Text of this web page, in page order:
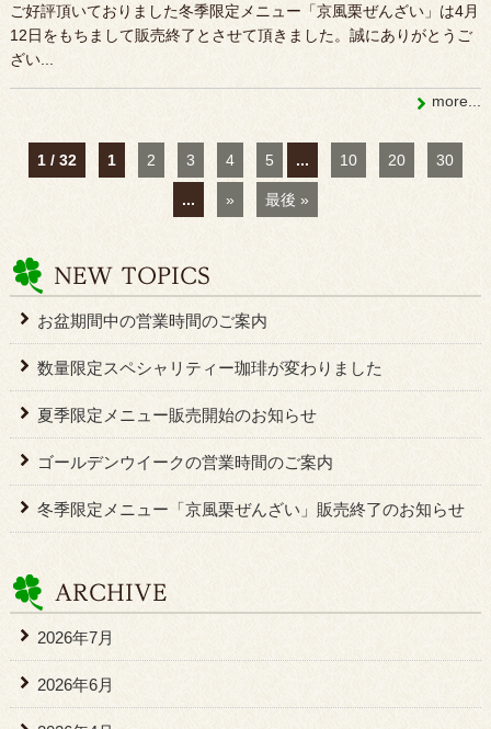
ご好評頂いておりました冬季限定メニュー「京風栗ぜんざい」は4月
12日をもちまして販売終了とさせて頂きました。誠にありがとうご
ざい...
more...
1 / 32 1 2 3 4 5 ... 10 20 30
... » 最後 »
お盆期間中の営業時間のご案内
数量限定スペシャリティー珈琲が変わりました
夏季限定メニュー販売開始のお知らせ
ゴールデンウイークの営業時間のご案内
冬季限定メニュー「京風栗ぜんざい」販売終了のお知らせ
2026年7月
2026年6月